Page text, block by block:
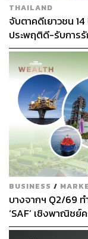
วสุพจน์ กิตติทรัพย์กุ
Intelligence,
ของคนไทยคิดว่าต่
จะใช้ชีวิตต่อไป ถื
กลับสู่ปกติหรือเพิ่ม
จิตใจและสุขภาพ
“แนวโน้มที่ทำให้
แต่สิ่งที่น่าสนใจคื
ปลอดภัย และสิ่งข
งานวิจัยยังเผยให้
มี3แบบคือ1.ช้อ
เรื่อยๆ เจออะไรน่
64%ของลูกค้ามีกา
สินค้า บางครั้งมีก
THAILAND
จับตาคดีเยาวชน
ประพฤติดี-รับการ
BUSINESS /
บางจากฯ Q2/69 ท
‘SAF’ เชิงพาณิช
ล้าน